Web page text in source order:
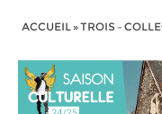
ACCUEIL»TROIS –